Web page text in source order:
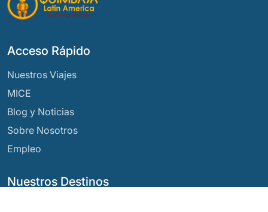
Nuestros Destinos
Acceso Rápido
Nuestros Viajes
MICE
Blog y Noticias
Sobre Nosotros
Empleo